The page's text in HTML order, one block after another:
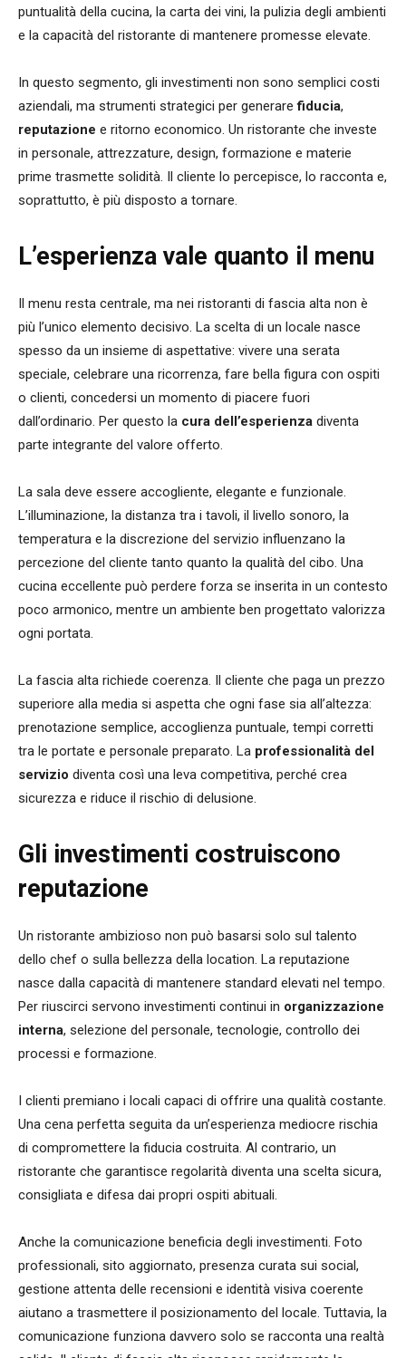
puntualità della cucina, la carta dei vini, la pulizia degli ambienti
e la capacità del ristorante di mantenere promesse elevate.
In questo segmento, gli investimenti non sono semplici costi
aziendali, ma strumenti strategici per generarefiducia,
reputazione e ritorno economico. Un ristorante che investe
in personale, attrezzature, design, formazione e materie
prime trasmette solidità. Il cliente lo percepisce, lo racconta e,
soprattutto, è più disposto a tornare.
L’esperienza vale quanto il menu
Il menu resta centrale, ma nei ristoranti di fascia alta non è
più l’unico elemento decisivo. La scelta di un locale nasce
spesso da un insieme di aspettative: vivere una serata
speciale, celebrare una ricorrenza, fare bella figura con ospiti
o clienti, concedersi un momento di piacere fuori
dall’ordinario. Per questo la cura dell’esperienza diventa
parte integrante del valore offerto.
La sala deve essere accogliente, elegante e funzionale.
L’illuminazione, la distanza tra i tavoli, il livello sonoro, la
temperatura e la discrezione del servizio influenzano la
percezione del cliente tanto quanto la qualità del cibo. Una
cucina eccellente può perdere forza se inserita in un contesto
poco armonico, mentre un ambiente ben progettato valorizza
ogni portata.
La fascia alta richiede coerenza. Il cliente che paga un prezzo
superiore alla media si aspetta che ogni fase sia all’altezza:
prenotazione semplice, accoglienza puntuale, tempi corretti
tra le portate e personale preparato. La professionalità del
servizio diventa così una leva competitiva, perché crea
sicurezza e riduce il rischio di delusione.
Gli investimenti costruiscono
reputazione
Un ristorante ambizioso non può basarsi solo sul talento
dello chef o sulla bellezza della location. La reputazione
nasce dalla capacità di mantenere standard elevati nel tempo.
Per riuscirci servono investimenti continui in organizzazione
interna, selezione del personale, tecnologie, controllo dei
processi e formazione.
I clienti premiano i locali capaci di offrire una qualità costante.
Una cena perfetta seguita da un’esperienza mediocre rischia
di compromettere la fiducia costruita. Al contrario, un
ristorante che garantisce regolarità diventa una scelta sicura,
consigliata e difesa dai propri ospiti abituali.
Anche la comunicazione beneficia degli investimenti. Foto
professionali, sito aggiornato, presenza curata sui social,
gestione attenta delle recensioni e identità visiva coerente
aiutano a trasmettere il posizionamento del locale. Tuttavia, la
comunicazione funziona davvero solo se racconta una realtà